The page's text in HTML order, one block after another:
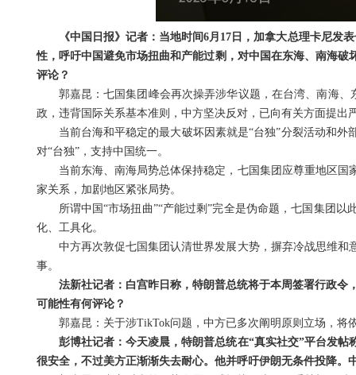
《中国日报》记者：当地时间6月17日，加拿大总理卡尼发
性，呼吁中国避免市场扭曲和产能过剩，对中国在东海、南海
评论？
郭嘉昆：七国集团峰会再次操弄涉华议题，在台湾、南海
政，违背国际关系基本准则，中方坚决反对，已向有关方面提出
当前台海和平稳定的最大破坏因素就是“台独”分裂活动和
对“台独”，支持中国统一。
当前东海、南海局势总体保持稳定，七国集团应尊重地区
家关系，加剧地区紧张局势。
所谓中国“市场扭曲”“产能过剩”完全是伪命题，七国集团
化、工具化。
中方再次敦促七国集团认清世界发展大势，摒弃冷战思维
事。
法新社记者：白宫昨日称，特朗普总统将于本周签署行政
可能性有何评论？
郭嘉昆：关于涉TikTok问题，中方已多次阐明原则立场，将
彭博社记者：今天凌晨，特朗普总统在“真实社交”平台发
很安全，不过美方正渐渐失去耐心。他并呼吁伊朗无条件投降